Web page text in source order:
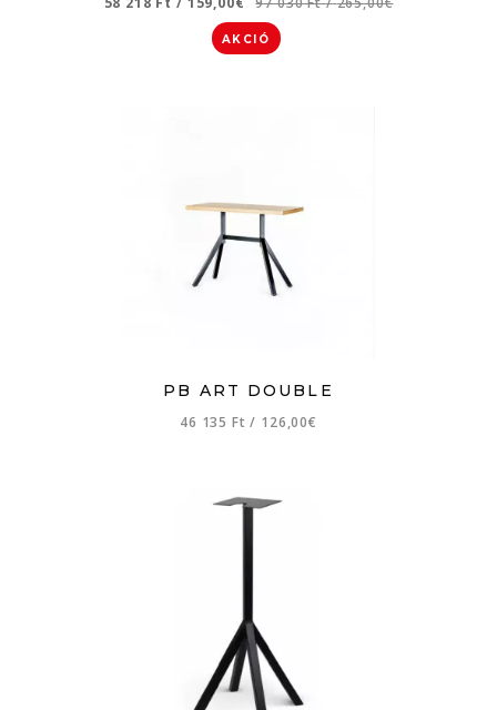
AKCIÓ
PB ART DOUBLE
46 135 Ft/ 126,00€